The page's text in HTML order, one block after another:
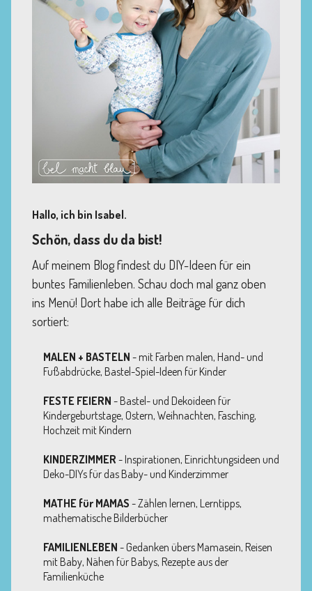
Hallo, ich bin Isabel.
Schön, dass du da bist!
Auf meinem Blog findest du DIY-Ideen für ein
buntes Familienleben. Schau doch mal ganz oben
ins Menü! Dort habe ich alle Beiträge für dich
sortiert:
MALEN + BASTELN - mit Farben malen, Hand- und
Fußabdrücke, Bastel-Spiel-Ideen für Kinder
FESTE FEIERN - Bastel- und Dekoideen für
Kindergeburtstage, Ostern, Weihnachten, Fasching,
Hochzeit mit Kindern
KINDERZIMMER - Inspirationen, Einrichtungsideen und
Deko-DIYs für das Baby- und Kinderzimmer
MATHE für MAMAS - Zählen lernen, Lerntipps,
mathematische Bilderbücher
FAMILIENLEBEN - Gedanken übers Mamasein, Reisen
mit Baby, Nähen für Babys, Rezepte aus der
Familienküche